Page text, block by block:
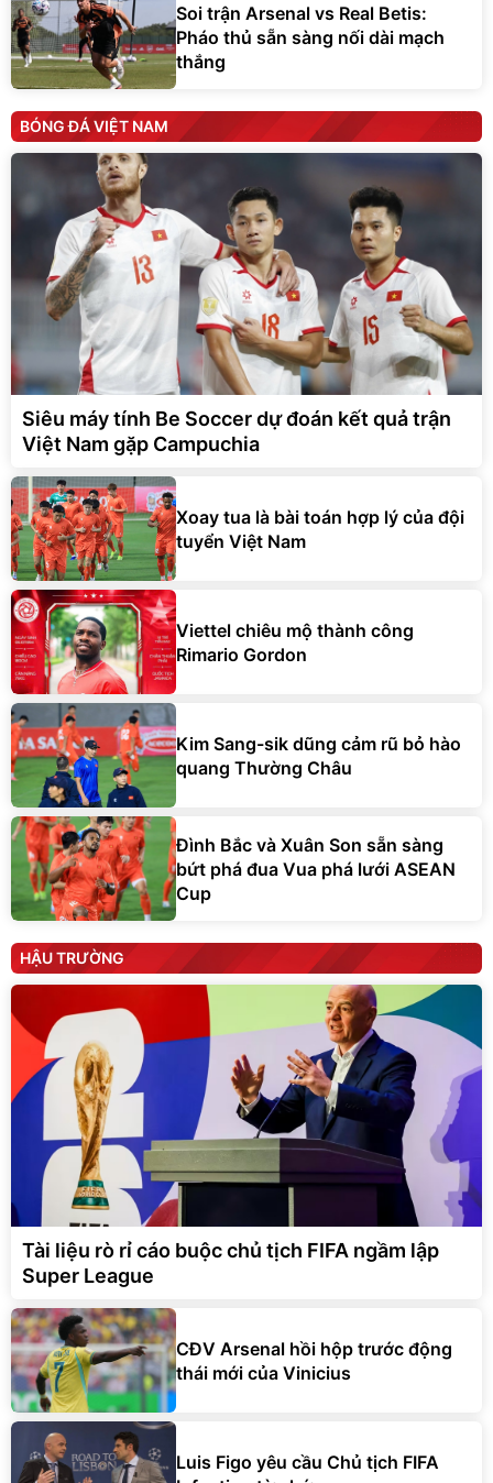
Soi trận Arsenal vs Real Betis:
Pháo thủ sẵn sàng nối dài mạch
thắng
BÓNG ĐÁ VIỆT NAM
Siêu máy tính Be Soccer dự đoán kết quả trận
Việt Nam gặp Campuchia
Xoay tua là bài toán hợp lý của đội
tuyển Việt Nam
Viettel chiêu mộ thành công
Rimario Gordon
Kim Sang-sik dũng cảm rũ bỏ hào
quang Thường Châu
Đình Bắc và Xuân Son sẵn sàng
bứt phá đua Vua phá lưới ASEAN
Cup
HẬU TRƯỜNG
Tài liệu rò rỉ cáo buộc chủ tịch FIFA ngầm lập
Super League
CĐV Arsenal hồi hộp trước động
thái mới của Vinicius
Luis Figo yêu cầu Chủ tịch FIFA